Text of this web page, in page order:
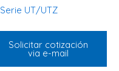
Serie UT/UTZ
Solicitar cotización
via e-mail